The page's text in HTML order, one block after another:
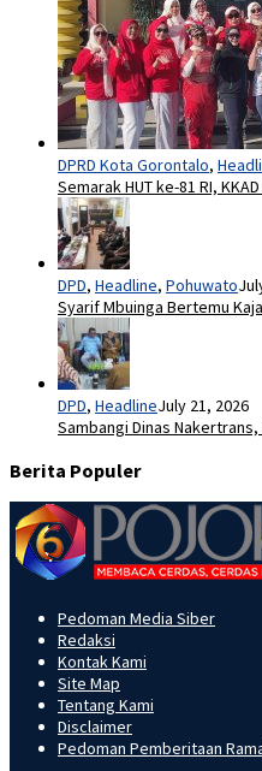
DPRD Kota Gorontalo,
Semarak HUT ke-81 RI,
DPD,Headline,Pohuwato
Syarif Mbuinga Bertemu
DPD, HeadlineJuly 21, 2026
Sambangi Dinas
Berita Populer
Pedoman Media Siber
Redaksi
Kontak Kami
Site Map
Tentang Kami
Disclaimer
Pedoman Pemberitaan
Social Network
Facebook
Twitter
Instagram